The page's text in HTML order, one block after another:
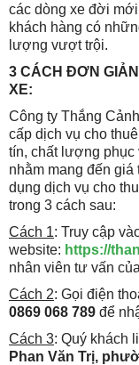
các dòng xe đời
khách hàng có
lượng vượt trội.
3 CÁCH ĐƠN
XE:
Công ty Thắng
cấp dịch vụ cho
tín, chất lượng phục
nhằm mang đến
dụng dịch vụ cho
trong 3 cách sau:
Cách 1: Truy cập
website: https://
nhân viên tư vấn
Cách 2: Gọi điện
0869 068 789 để
Cách 3: Quý khách
Phan Văn Trị,